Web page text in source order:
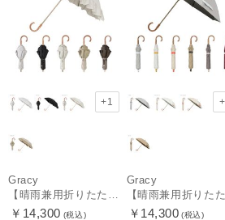
+1
Gracy
￥14,300 (税込)
Gracy
￥14,300 (税込)